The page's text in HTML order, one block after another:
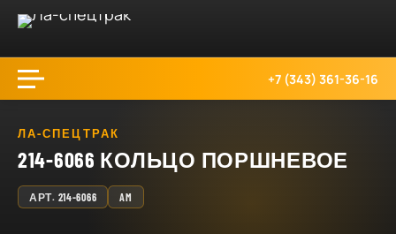
+7 (343) 361-36-16
ЛА-СПЕЦТРАК
214-6066 КОЛЬЦО ПОРШНЕВОЕ
АРТ. 214-6066 AM